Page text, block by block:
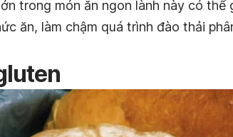
trong món ăn ngon lành này có thể
ăn, làm chậm quá trình đào thải